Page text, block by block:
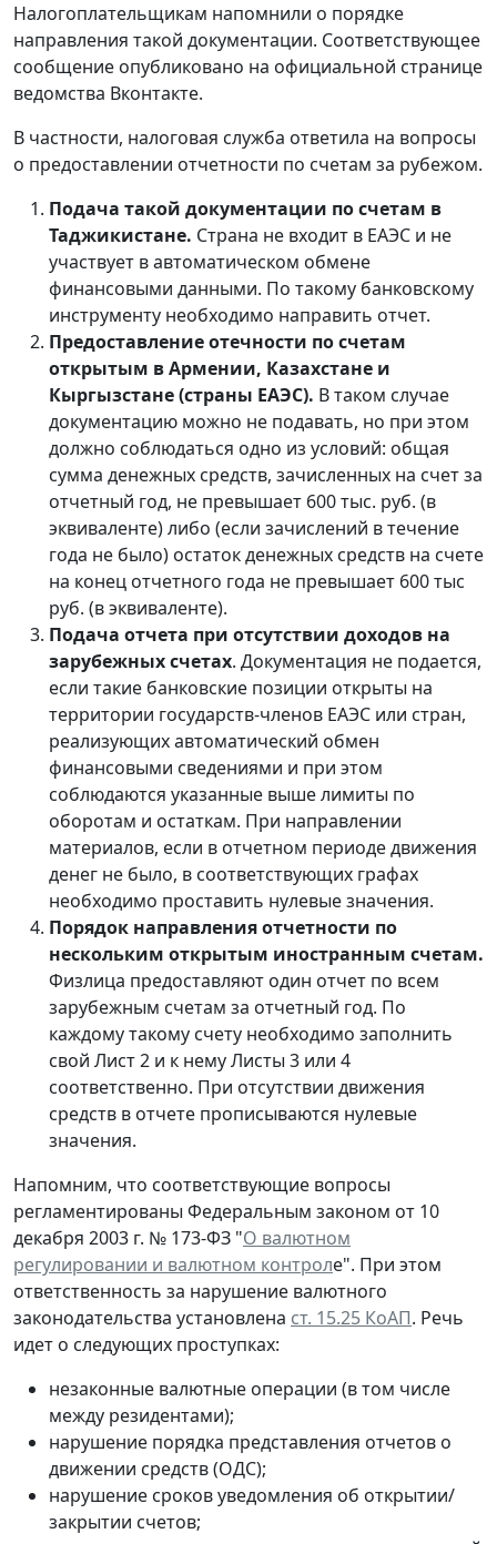
Налогоплательщикам напомнили о порядке
направления такой документации. Соответствующее
сообщение опубликовано на официальной странице
ведомства Вконтакте.
В частности, налоговая служба ответила на вопросы
о предоставлении отчетности по счетам за рубежом.
Подача такой документации по счетам в
Таджикистане. Страна не входит в ЕАЭС и не
участвует в автоматическом обмене
финансовыми данными. По такому банковскому
инструменту необходимо направить отчет.
Предоставление отечности по счетам
открытым в Армении, Казахстане и
Кыргызстане (страны ЕАЭС). В таком случае
документацию можно не подавать, но при этом
должно соблюдаться одно из условий: общая
сумма денежных средств, зачисленных на счет за
отчетный год, не превышает 600 тыс. руб. (в
эквиваленте) либо (если зачислений в течение
года не было) остаток денежных средств на счете
на конец отчетного года не превышает 600 тыс
руб. (в эквиваленте).
Подача отчета при отсутствии доходов на
зарубежных счетах. Документация не подается,
если такие банковские позиции открыты на
территории государств-членов ЕАЭС или стран,
реализующих автоматический обмен
финансовыми сведениями и при этом
соблюдаются указанные выше лимиты по
оборотам и остаткам. При направлении
материалов, если в отчетном периоде движения
денег не было, в соответствующих графах
необходимо проставить нулевые значения.
Порядок направления отчетности по
нескольким открытым иностранным счетам.
Физлица предоставляют один отчет по всем
зарубежным счетам за отчетный год. По
каждому такому счету необходимо заполнить
свой Лист 2 и к нему Листы 3 или 4
соответственно. При отсутствии движения
средств в отчете прописываются нулевые
значения.
Напомним, что соответствующие вопросы
регламентированы Федеральным законом от 10
декабря 2003 г. № 173-ФЗ "О валютном
регулировании и валютном контроле". При этом
ответственность за нарушение валютного
законодательства установлена ст. 15.25 КоАП. Речь
идет о следующих проступках:
незаконные валютные операции (в том числе
между резидентами);
нарушение порядка представления отчетов о
движении средств (ОДС);
нарушение сроков уведомления об открытии/
закрытии счетов;